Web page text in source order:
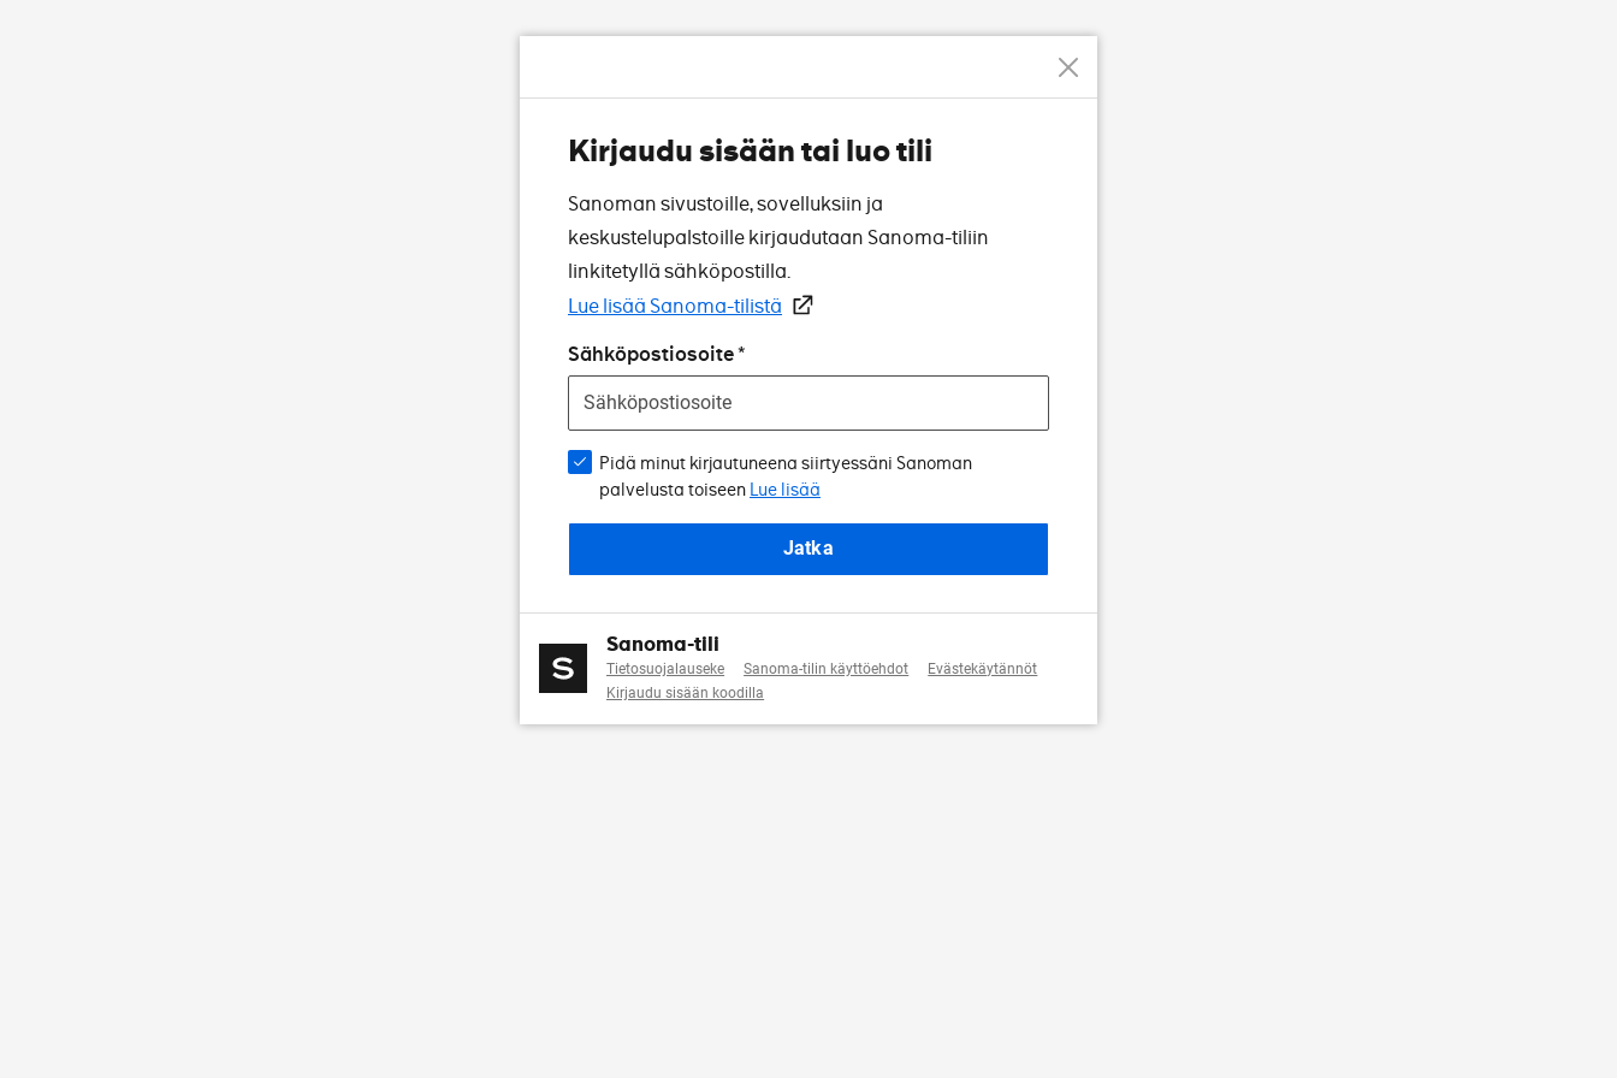
Kirjaudu sisään tai luo tili
Sanoman sivustoille, sovelluksiin ja
keskustelupalstoille kirjaudutaan Sanoma-tiliin
linkitetyllä sähköpostilla.
Lue lisää Sanoma-tilistä
Sähköpostiosoite
Pidä minut kirjautuneena siirtyessäni Sanoman
palvelusta toiseen Lue lisää
Jatka
Sanoma-tili
Tietosuojalauseke Sanoma-tilin käyttöehdot
Evästekäytännöt
Kirjaudu sisään koodilla